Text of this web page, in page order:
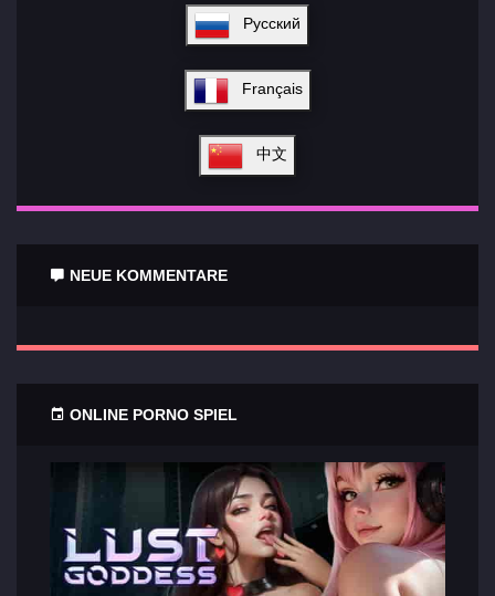
Русский
Français
中文
NEUE KOMMENTARE
ONLINE PORNO SPIEL